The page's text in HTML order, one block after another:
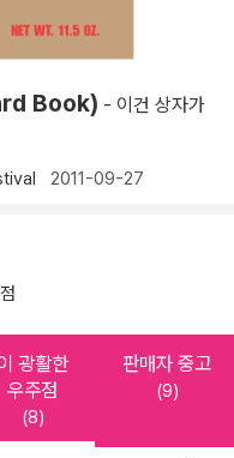
Book) - 이건 상자가
2011-09-27
광활한
우주점
(8)
판매자 중고
(9)